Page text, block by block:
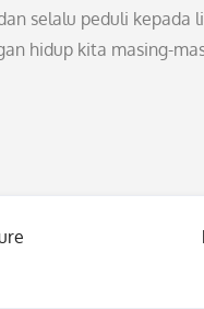
selalu peduli kepada
hidup kita masing-